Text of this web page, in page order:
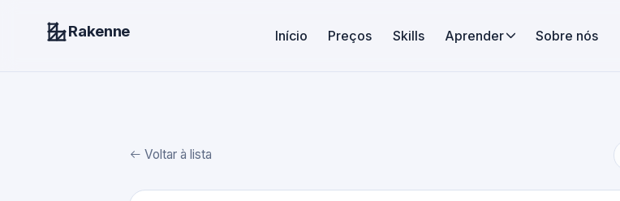
Rakenne Início Preços Skills Aprender Sobre nós
Voltar à lista